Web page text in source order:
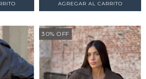
AGREGAR AL CARRITO
30% OFF